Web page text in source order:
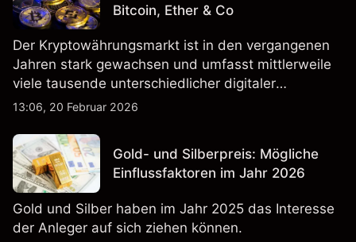
Bitcoin, Ether & Co
Der Kryptowährungsmarkt ist in den vergangenen
Jahren stark gewachsen und umfasst mittlerweile
viele tausende unterschiedlicher digitaler
Währungen.
13:06, 20 Februar 2026
Gold- und Silberpreis: Mögliche
Einflussfaktoren im Jahr 2026
Gold und Silber haben im Jahr 2025 das Interesse
der Anleger auf sich ziehen können.